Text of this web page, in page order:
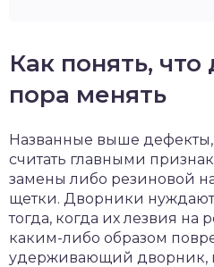
Как понять,
пора менять
Названные выше
считать главными
замены либо резиновой
щетки. Дворники
тогда, когда их лезвия на
каким-либо образом
удерживающий дворник,